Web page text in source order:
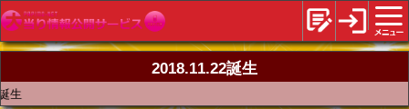
2018.11.22誕生